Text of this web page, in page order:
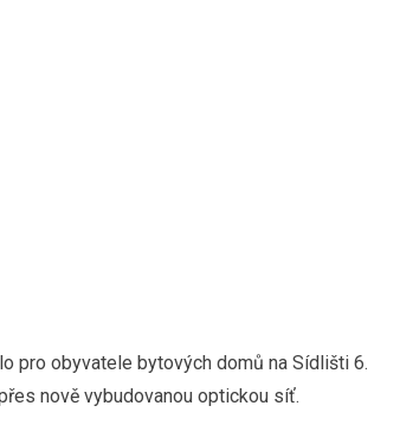
pro obyvatele bytových domů na Sídlišti 6.
nově vybudovanou optickou síť.